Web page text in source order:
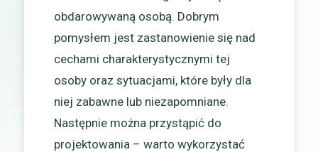
obdarowywaną osobą. Dobrym
pomysłem jest zastanowienie się nad
cechami charakterystycznymi tej
osoby oraz sytuacjami, które były dla
niej zabawne lub niezapomniane.
Następnie można przystąpić do
projektowania – warto wykorzystać